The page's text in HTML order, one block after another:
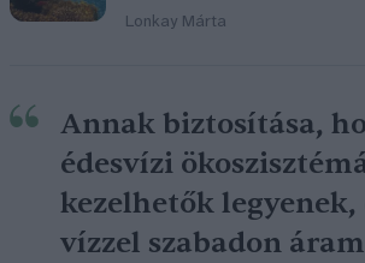
Lonkay Márta
Annak biztosítása,
édesvízi
kezelhetők legyenek,
vízzel szabadon